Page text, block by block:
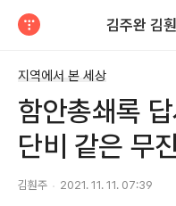
김주완 김
지역에서 본 세상
함안총쇄록
단비 같은 무
김훤주 2021. 11. 11. 07:39